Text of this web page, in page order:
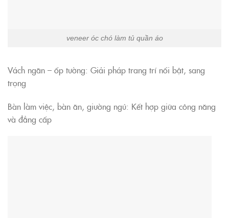
veneer óc chó làm tủ quần áo
Vách ngăn – ốp tường: Giải pháp trang trí nổi bật, sang
trọng
Bàn làm việc, bàn ăn, giường ngủ: Kết hợp giữa công năng
và đẳng cấp